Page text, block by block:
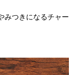
みつきになるチャー